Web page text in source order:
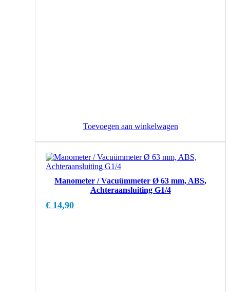
Toevoegen aan winkelwagen
Manometer / Vacuümmeter Ø 63 mm, ABS,
Achteraansluiting G1/4
€ 14,90